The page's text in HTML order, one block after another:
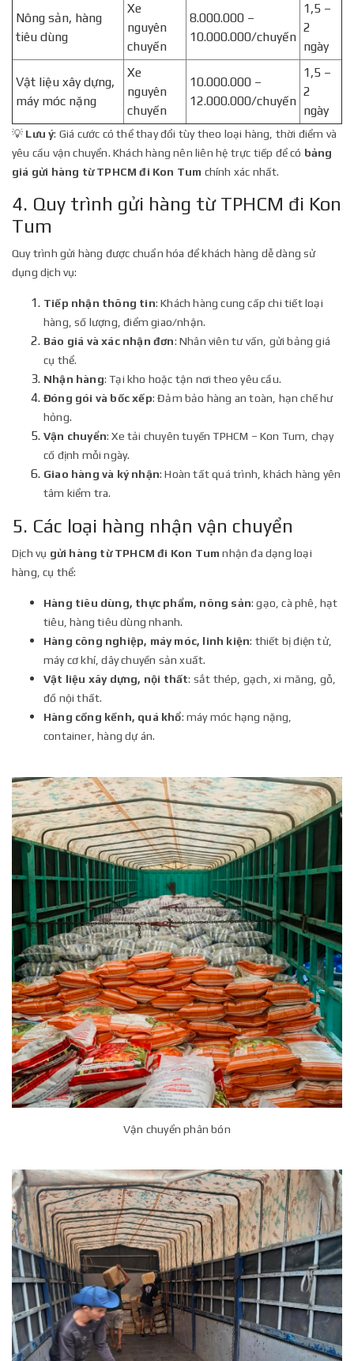
Nông sản, hàng
tiêu dùng
Xe
nguyên
chuyến
8.000.000 –
10.000.000/chuyến
1,5 –
2
ngày
Vật liệu xây dựng,
máy móc nặng
Xe
nguyên
chuyến
10.000.000 –
12.000.000/chuyến
1,5 –
2
ngày
💡 Lưu ý: Giá cước có thể thay đổi tùy theo loại hàng, thời điểm và
yêu cầu vận chuyển. Khách hàng nên liên hệ trực tiếp để có bảng
giá gửi hàng từ TPHCM đi Kon Tum chính xác nhất.
4. Quy trình gửi hàng từ TPHCM đi Kon
Tum
Quy trình gửi hàng được chuẩn hóa để khách hàng dễ dàng sử
dụng dịch vụ:
Tiếp nhận thông tin: Khách hàng cung cấp chi tiết loại
hàng, số lượng, điểm giao/nhận.
Báo giá và xác nhận đơn: Nhân viên tư vấn, gửi bảng giá
cụ thể.
Nhận hàng: Tại kho hoặc tận nơi theo yêu cầu.
Đóng gói và bốc xếp: Đảm bảo hàng an toàn, hạn chế hư
hỏng.
Vận chuyển: Xe tải chuyên tuyến TPHCM – Kon Tum, chạy
cố định mỗi ngày.
Giao hàng và ký nhận: Hoàn tất quá trình, khách hàng yên
tâm kiểm tra.
5. Các loại hàng nhận vận chuyển
Dịch vụ gửi hàng từ TPHCM đi Kon Tum nhận đa dạng loại
hàng, cụ thể:
Hàng tiêu dùng, thực phẩm, nông sản: gạo, cà phê, hạt
tiêu, hàng tiêu dùng nhanh.
Hàng công nghiệp, máy móc, linh kiện: thiết bị điện tử,
máy cơ khí, dây chuyền sản xuất.
Vật liệu xây dựng, nội thất: sắt thép, gạch, xi măng, gỗ,
đồ nội thất.
Hàng cồng kềnh, quá khổ: máy móc hạng nặng,
container, hàng dự án.
Vận chuyển phân bón